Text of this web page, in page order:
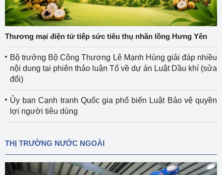
Thương mại điện tử tiếp sức tiêu thụ nhãn lồng Hưng Yên
Bộ trưởng Bộ Công Thương Lê Mạnh Hùng giải đáp nhiều
nội dung tại phiên thảo luận Tổ về dự án Luật Dầu khí (sửa
đổi)
Ủy ban Cạnh tranh Quốc gia phổ biến Luật Bảo vệ quyền
lợi người tiêu dùng
THỊ TRƯỜNG NƯỚC NGOÀI